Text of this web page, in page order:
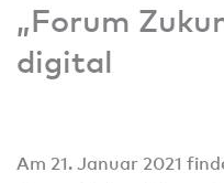
„Forum
digital
Am 21. Januar 2021